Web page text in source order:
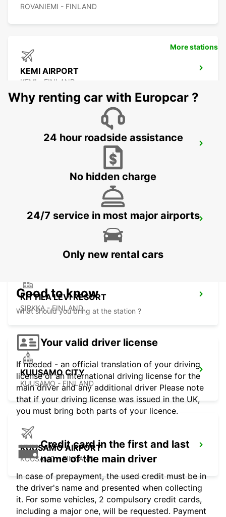
ROVANIEMI - FINLAND
KEMI AIRPORT
KEMI - FINLAND
KEMI RAILWAY STATION
KITTILA AIRPORT
KITTILA LEVI RESORT
SIRKKA - FINLAND
KUUSAMO CITY
KUUSAMO - FINLAND
KUUSAMO AIRPORT
KUUSAMO - FINLAND
More stations
Why renting car with Europcar ?
24 hour roadside assistance
No hidden charge
24/7 service in most major airports
Only new rental cars
Good to know
What should you bring at the station ?
Your valid driver license
If needed - an official translation of your driving
license or an international driving license for the
main driver and any additional driver Please note
that if your driving license was issued in the UK,
you must bring both parts of your licence.
Credit card in the first and last
name of the main driver
In case of prepayment, the used credit must be in
the driver's name and presented when collecting
it. For some vehicles, 2 compulsory credit cards,
including a major one, will be requested. Payment